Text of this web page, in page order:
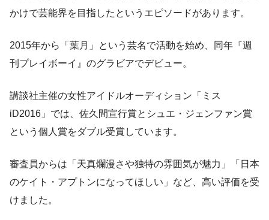
かけで芸能界を目指したというエピソードがあります。
2015年から「葉月」という芸名で活動を始め、同年『週
刊プレイボーイ』のグラビアでデビュー。
講談社主催の女性アイドルオーディション「ミス
iD2016」では、佐久間宣行賞とシュエ・ジェンファン賞
という個人賞をダブル受賞しています。
審査員からは「天真爛漫さや独特の雰囲気が魅力」「日本
のケイト・アプトンになってほしい」など、高い評価を受
けました。